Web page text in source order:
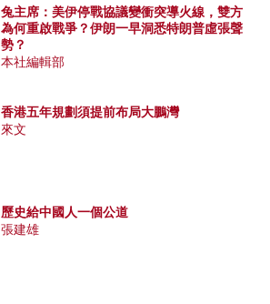
兔主席：美伊停戰協議變衝突導火線，雙方
為何重啟戰爭？伊朗一早洞悉特朗普虛張聲
勢？
本社編輯部
香港五年規劃須提前布局大鵬灣
來文
歷史給中國人一個公道
張建雄